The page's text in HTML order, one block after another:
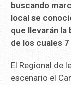
buscando
local se
que llevarán la
de los cuales 7
El Regional de
escenario el